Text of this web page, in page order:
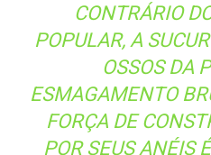
Essa compressão contínua e
interna nos vasos sanguíneos
avassaladora,
cérebro e órgãos vitais. O
animal por parada